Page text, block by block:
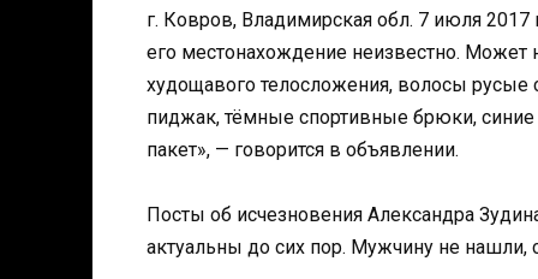
г. Ковров, Владимирская обл. 7 июля
его местонахождение неизвестно.
худощавого телосложения, волосы русые
пиджак, тёмные спортивные брюки,
пакет», — говорится в объявлении.
Посты об исчезновения Александра
актуальны до сих пор. Мужчину не нашли,